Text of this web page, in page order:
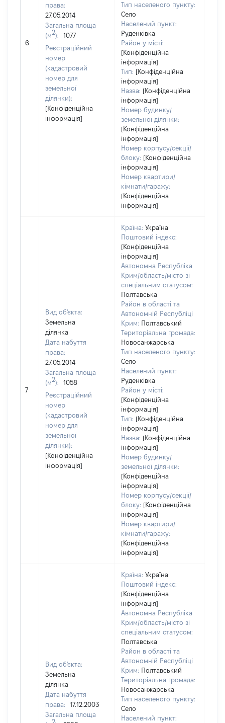
6
права:
27.05.2014
Загальна площа
(м2):
1077
Реєстраційний
номер
(кадастровий
номер для
земельної
ділянки):
[Конфіденційна
інформація]
Тип населеного пункту:
Село
Населений пункт:
Руденківка
Район у місті:
[Конфіденційна
інформація]
Тип: [Конфіденційна
інформація]
Назва: [Конфіденційна
інформація]
Номер будинку/
земельної ділянки:
[Конфіденційна
інформація]
Номер корпусу/секції/
блоку: [Конфіденційна
інформація]
Номер квартири/
кімнати/гаражу:
[Конфіденційна
інформація]
7
Вид об'єкта:
Земельна
ділянка
Дата набуття
права:
27.05.2014
Загальна площа
(м2):
1058
Реєстраційний
номер
(кадастровий
номер для
земельної
ділянки):
[Конфіденційна
інформація]
Країна: Україна
Поштовий індекс:
[Конфіденційна
інформація]
Автономна Республіка
Крим/область/місто зі
спеціальним статусом:
Полтавська
Район в області та
Автономній Республіці
Крим: Полтавський
Територіальна громада:
Новосанжарська
Тип населеного пункту:
Село
Населений пункт:
Руденківка
Район у місті:
[Конфіденційна
інформація]
Тип: [Конфіденційна
інформація]
Назва: [Конфіденційна
інформація]
Номер будинку/
земельної ділянки:
[Конфіденційна
інформація]
Номер корпусу/секції/
блоку: [Конфіденційна
інформація]
Номер квартири/
кімнати/гаражу:
[Конфіденційна
інформація]
Вид об'єкта:
Земельна
ділянка
Дата набуття
права:
17.12.2003
Загальна площа
2
Країна: Україна
Поштовий індекс:
[Конфіденційна
інформація]
Автономна Республіка
Крим/область/місто зі
спеціальним статусом:
Полтавська
Район в області та
Автономній Республіці
Крим: Полтавський
Територіальна громада:
Новосанжарська
Тип населеного пункту:
Село
Населений пункт: